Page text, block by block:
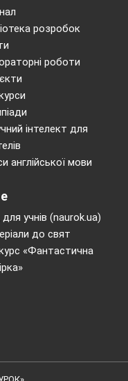
почуття
та патріотизму.
комбінована.
творча робота
робота в групах,
завдання та
комп’ютер,
проектор,
розробок
роботи
інтелект для
англійської мови
для учнів (naurok.ua)
до свят
«Фантастична